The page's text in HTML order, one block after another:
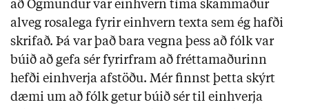
að Ögmundur var einhvern tíma skammaður
alveg rosalega fyrir einhvern texta sem ég hafði
skrifað. Þá var það bara vegna þess að fólk var
búið að gefa sér fyrirfram að fréttamaðurinn
hefði einhverja afstöðu. Mér finnst þetta skýrt
dæmi um að fólk getur búið sér til einhverja